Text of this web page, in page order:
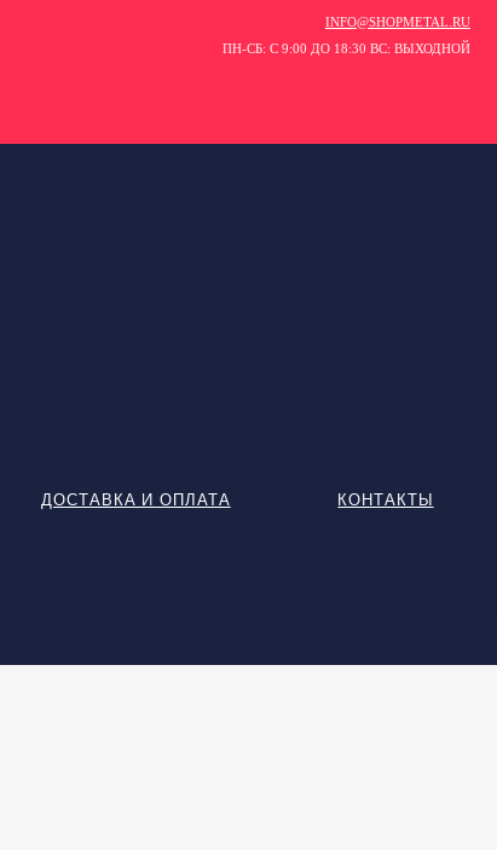
INFO@SHOPMETAL.RU
ПН-СБ: С 9:00 ДО 18:30 ВС: ВЫХОДНОЙ
ДОСТАВКА И ОПЛАТА КОНТАКТЫ